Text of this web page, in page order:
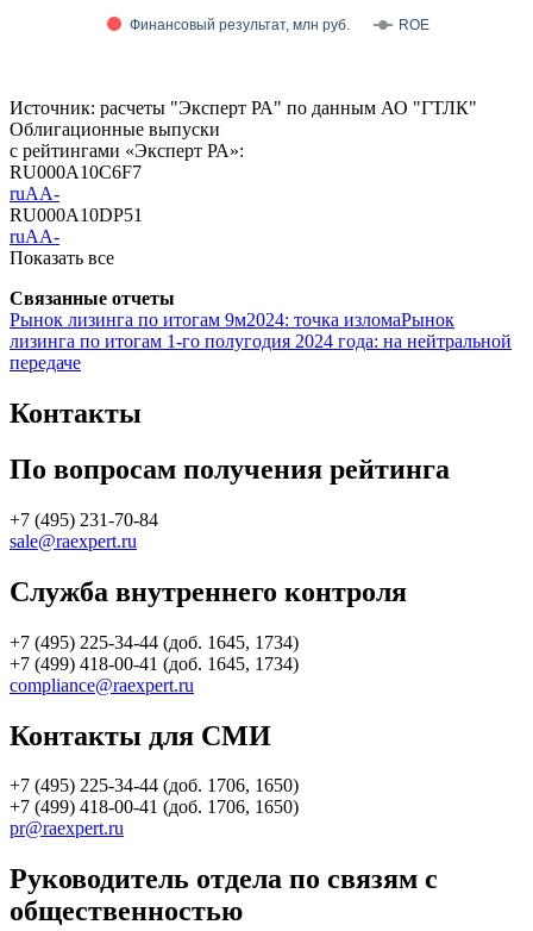
Финансовый результат, млн руб. ROE
Источник: расчеты "Эксперт РА" по данным АО "ГТЛК"
Облигационные выпуски
с рейтингами «Эксперт РА»:
RU000A10C6F7
ruAA-
RU000A10DP51
ruAA-
Показать все
Связанные отчеты
Рынок лизинга по итогам 9м2024: точка изломаРынок
лизинга по итогам 1-го полугодия 2024 года: на нейтральной
передаче
Контакты
По вопросам получения рейтинга
+7 (495) 231-70-84
sale@raexpert.ru
Служба внутреннего контроля
+7 (495) 225-34-44 (доб. 1645, 1734)
+7 (499) 418-00-41 (доб. 1645, 1734)
compliance@raexpert.ru
Контакты для СМИ
+7 (495) 225-34-44 (доб. 1706, 1650)
+7 (499) 418-00-41 (доб. 1706, 1650)
pr@raexpert.ru
Руководитель отдела по связям с
общественностью